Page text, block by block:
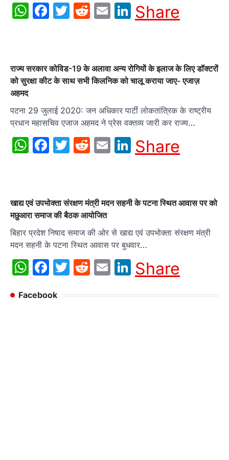
WhatsApp
Facebook
Twitter
Reddit
EmailLinkedIn
Share
राज्य सरकार कोविड-19 के अलावा अन्य रोगियों के इलाज के लिए डॉक्टरों
को सुरक्षा कीट के साथ सभी किलनिक को चालू कराया जाए- एजाज़
अहमद
पटना 29 जुलाई 2020: जन अधिकार पार्टी लोकतांत्रिक के राष्ट्रीय
प्रधान महासचिव एजाज अहमद ने प्रेस वक्तव्य जारी कर राज्य…
WhatsApp
Facebook
Twitter
Reddit
EmailLinkedIn
Share
खाद्य एवं उपभोक्ता संरक्षण मंत्री मदन सहनी के पटना स्थित आवास पर को
मछुआरा समाज की बैठक आयोजित
बिहार प्रदेश निषाद समाज की ओर से खाद्य एवं उपभोक्ता संरक्षण मंत्री
मदन सहनी के पटना स्थित आवास पर बुधवार…
WhatsApp
Facebook
Twitter
Reddit
EmailLinkedIn
Share
Facebook